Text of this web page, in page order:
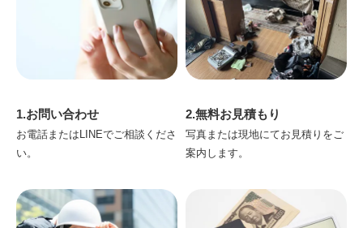
1.お問い合わせ
お電話またはLINEでご相談くださ
い。
2.無料お見積もり
写真または現地にてお見積りをご
案内します。